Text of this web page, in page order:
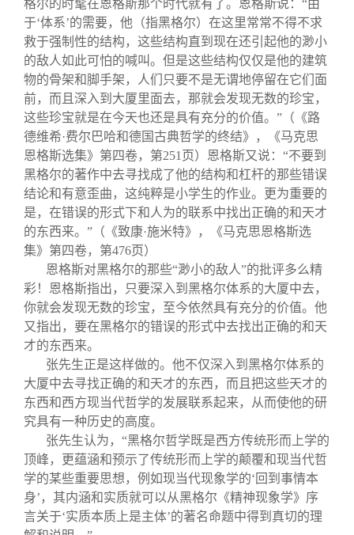
格尔的时髦在恩格斯那个时代就有了。恩格斯说：“由
于‘体系’的需要，他（指黑格尔）在这里常常不得不求
救于强制性的结构，这些结构直到现在还引起他的渺小
的敌人如此可怕的喊叫。但是这些结构仅仅是他的建筑
物的骨架和脚手架，人们只要不是无谓地停留在它们面
前，而且深入到大厦里面去，那就会发现无数的珍宝，
这些珍宝就是在今天也还是具有充分的价值。”（《路
德维希·费尔巴哈和德国古典哲学的终结》，《马克思
恩格斯选集》第四卷，第251页）恩格斯又说：“不要到
黑格尔的著作中去寻找成了他的结构和杠杆的那些错误
结论和有意歪曲，这纯粹是小学生的作业。更为重要的
是，在错误的形式下和人为的联系中找出正确的和天才
的东西来。”（《致康·施米特》，《马克思恩格斯选
集》第四卷，第476页）
恩格斯对黑格尔的那些“渺小的敌人”的批评多么精
彩！恩格斯指出，只要深入到黑格尔体系的大厦中去，
你就会发现无数的珍宝，至今依然具有充分的价值。他
又指出，要在黑格尔的错误的形式中去找出正确的和天
才的东西来。
张先生正是这样做的。他不仅深入到黑格尔体系的
大厦中去寻找正确的和天才的东西，而且把这些天才的
东西和西方现当代哲学的发展联系起来，从而使他的研
究具有一种历史的高度。
张先生认为，“黑格尔哲学既是西方传统形而上学的
顶峰，更蕴涵和预示了传统形而上学的颠覆和现当代哲
学的某些重要思想，例如现当代现象学的‘回到事情本
身’，其内涵和实质就可以从黑格尔《精神现象学》序
言关于‘实质本质上是主体’的著名命题中得到真切的理